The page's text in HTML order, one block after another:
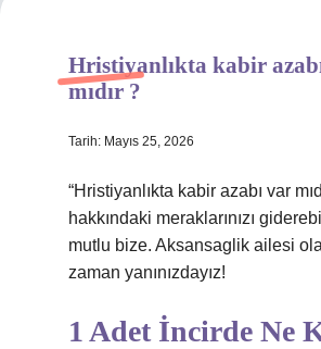
Hakkımızda
Hristiyanlıkta kabir
mıdır ?
Tarih: Mayıs 25, 2026
“Hristiyanlıkta kabir azabı var
hakkındaki meraklarınızı
mutlu bize. Aksansaglik ailesi
zaman yanınızdayız!
1 Adet İncirde Ne